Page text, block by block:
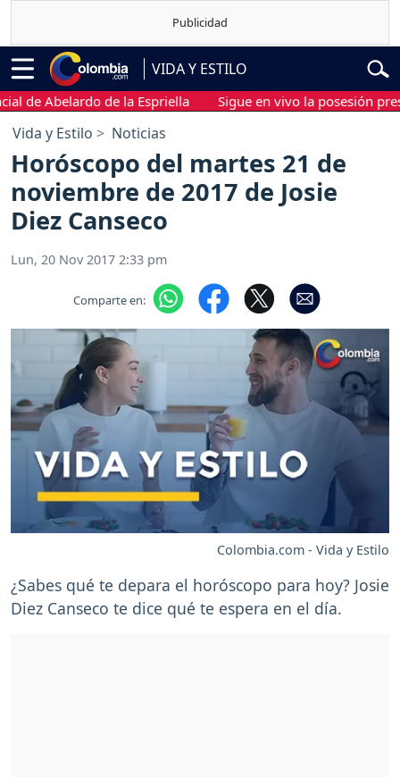
VIDA Y ESTILO
de la Espriella Sigue en vivo la posesión
Vida y Estilo Noticias
Horóscopo del martes 21 de
noviembre de 2017 de Josie
Diez Canseco
Lun, 20 Nov 2017 2:33 pm
Comparte en:
Colombia.com - Vida y Estilo
¿Sabes qué te depara el horóscopo para hoy? Josie
Diez Canseco te dice qué te espera en el día.